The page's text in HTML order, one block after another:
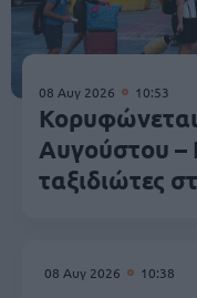
08 Αυγ 2026 10:53
Αυγούστου
ταξιδιώτες
08 Αυγ 2026 10:38